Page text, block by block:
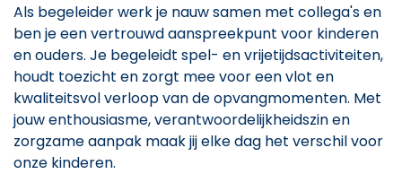
Als begeleider werk je nauw samen met collega's en
ben je een vertrouwd aanspreekpunt voor kinderen
en ouders. Je begeleidt spel- en vrijetijdsactiviteiten,
houdt toezicht en zorgt mee voor een vlot en
kwaliteitsvol verloop van de opvangmomenten. Met
jouw enthousiasme, verantwoordelijkheidszin en
zorgzame aanpak maak jij elke dag het verschil voor
onze kinderen.